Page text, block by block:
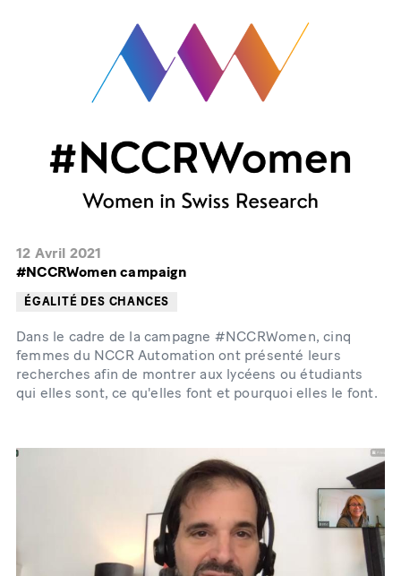
12 Avril 2021
#NCCRWomen campaign
ÉGALITÉ DES CHANCES
Dans le cadre de la campagne #NCCRWomen, cinq
femmes du NCCR Automation ont présenté leurs
recherches afin de montrer aux lycéens ou étudiants
qui elles sont, ce qu'elles font et pourquoi elles le font.